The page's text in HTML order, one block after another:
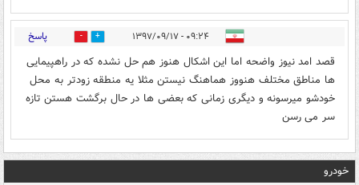
۰۹:۲۴ - ۱۳۹۷/۰۹/۱۷ 0 پاسخ
قصد امد نیوز واضحه اما این اشکال هنوز هم حل نشده که در راهپیمایی
ها مناطق مختلف هنووز هماهنگ نیستن مثلا یه منطقه زودتر به محل
خودشو میرسونه و دیگری زمانی که بعضی ها در حال برگشت هستن تازه
سر می رسن
خودرو